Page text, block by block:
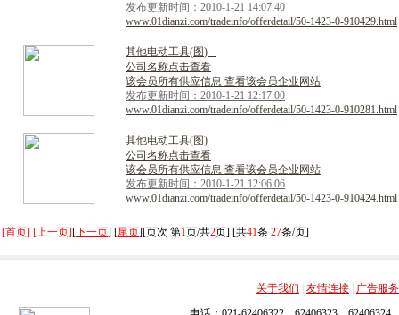
发布更新时间：2010-1-21 14:07:40
www.01dianzi.com/tradeinfo/offerdetail/50-1423-0-910429.html
其他电动工具(图)
公司名称点击查看
该会员所有供应信息 查看该会员企业网站
发布更新时间：2010-1-21 12:17:00
www.01dianzi.com/tradeinfo/offerdetail/50-1423-0-910281.html
其他电动工具(图)
公司名称点击查看
该会员所有供应信息 查看该会员企业网站
发布更新时间：2010-1-21 12:06:06
www.01dianzi.com/tradeinfo/offerdetail/50-1423-0-910424.html
[首页] [上一页][下一页] [尾页][页次 第1页/共2页] [共41条 27条/页]
关于我们 友情连接
广告服务